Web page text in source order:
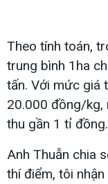
Theo tính toán,
trung bình 1ha
tấn. Với mức giá
20.000 đồng/kg,
thu gần 1 tỉ đồng.
Anh Thuẫn chia
thí điểm, tôi